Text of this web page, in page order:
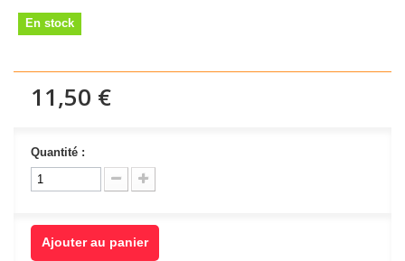
En stock
11,50 €
Quantité :
Ajouter au panier